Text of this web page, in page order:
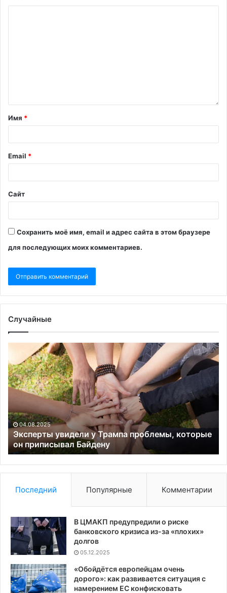
Имя *
Email *
Сайт
Сохранить моё имя, email и адрес сайта в этом браузере
для последующих моих комментариев.
Случайные
Эксперты
увидели
у
Трампа
проблемы,
он
приписывал
Байдену
04.08.2025
Эксперты увидели у Трампа проблемы, которые
он приписывал Байдену
Последний Популярные Комментарии
В ЦМАКП предупредили о риске
банковского кризиса из-за «плохих»
долгов
05.12.2025
«Обойдётся европейцам очень
дорого»: как развивается ситуация с
намерением ЕС конфисковать